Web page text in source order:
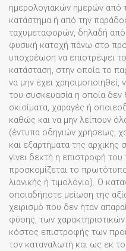
ημερολογιακών ημερών από
κατάστημα ή από την
ταχυμεταφορών, δηλαδή από
φυσική κατοχή πάνω στο
υποχρέωση να επιστρέψει το
κατάσταση, στην οποία το
να μην έχει χρησιμοποιηθεί,
του συσκευασία η οποία
σκισίματα, χαραγές ή
καθώς και να μην λείπουν
(έντυπα οδηγιών χρήσεως,
και εξαρτήματα της αρχικής
γίνει δεκτή η επιστροφή
προσκομίζεται το
λιανικής ή τιμολόγιο). Ο
οποιαδήποτε μείωση της
χειρισμό που δεν ήταν
φύσης, των χαρακτηριστικών
κόστος επιστροφής των
τον καταναλωτή και ως εκ